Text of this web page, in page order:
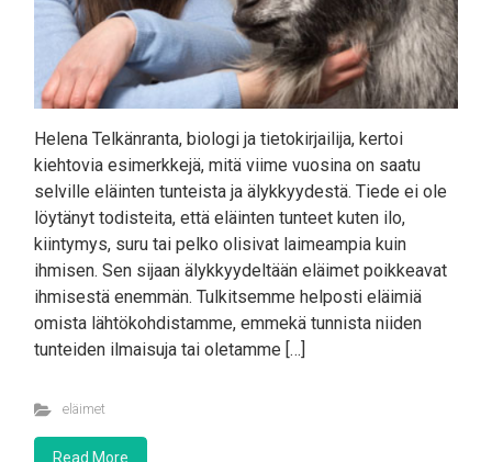
Helena Telkänranta, biologi ja tietokirjailija, kertoi
kiehtovia esimerkkejä, mitä viime vuosina on saatu
selville eläinten tunteista ja älykkyydestä. Tiede ei ole
löytänyt todisteita, että eläinten tunteet kuten ilo,
kiintymys, suru tai pelko olisivat laimeampia kuin
ihmisen. Sen sijaan älykkyydeltään eläimet poikkeavat
ihmisestä enemmän. Tulkitsemme helposti eläimiä
omista lähtökohdistamme, emmekä tunnista niiden
tunteiden ilmaisuja tai oletamme […]
eläimet
Read More